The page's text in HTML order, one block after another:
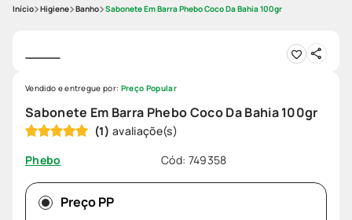
Higiene Banho Sabonete Em Barra Phebo Coco Da Bahia 100gr
Sabonete Em Barra Phebo Coco Da Bahia 100gr
(1)
Phebo
Cód: 749358
Vendido e entregue por: Preço Popular
Preço PP